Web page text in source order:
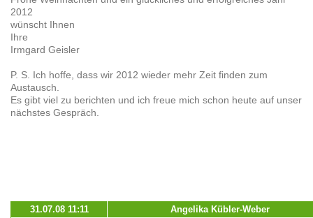
2012
wünscht Ihnen
Ihre
Irmgard Geisler
P. S. Ich hoffe, dass wir 2012 wieder mehr Zeit finden zum
Austausch.
Es gibt viel zu berichten und ich freue mich schon heute auf unser
nächstes Gespräch.
31.07.08 11:11
Angelika Kübler-Weber